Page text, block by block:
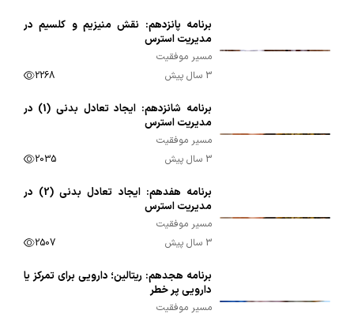
برنامه پانزدهم: نقش منیزیم و کلسیم در
مدیریت استرس
مسیر موفقیت
3 سال پیش
2268
برنامه شانزدهم: ایجاد تعادل بدنی (1) در
مدیریت استرس
مسیر موفقیت
3 سال پیش
2035
برنامه هفدهم: ایجاد تعادل بدنی (2) در
مدیریت استرس
مسیر موفقیت
3 سال پیش
2507
برنامه هجدهم: ریتالین؛ دارویی برای تمرکز یا
دارویی پر خطر
مسیر موفقیت